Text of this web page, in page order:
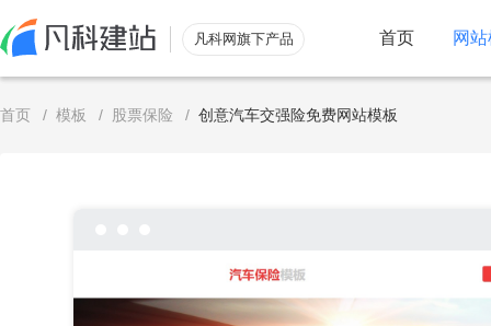
凡科网旗下产品 首页 网
首页 / 模板 / 股票保险 / 创意汽车交强险免费网站模板
服